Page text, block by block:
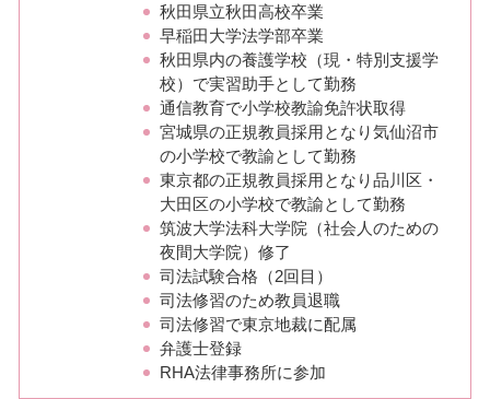
秋田県立秋田高校卒業
早稲田大学法学部卒業
秋田県内の養護学校（現・特別支援学
校）で実習助手として勤務
通信教育で小学校教諭免許状取得
宮城県の正規教員採用となり気仙沼市
の小学校で教諭として勤務
東京都の正規教員採用となり品川区・
大田区の小学校で教諭として勤務
筑波大学法科大学院（社会人のための
夜間大学院）修了
司法試験合格（2回目）
司法修習のため教員退職
司法修習で東京地裁に配属
弁護士登録
RHA法律事務所に参加